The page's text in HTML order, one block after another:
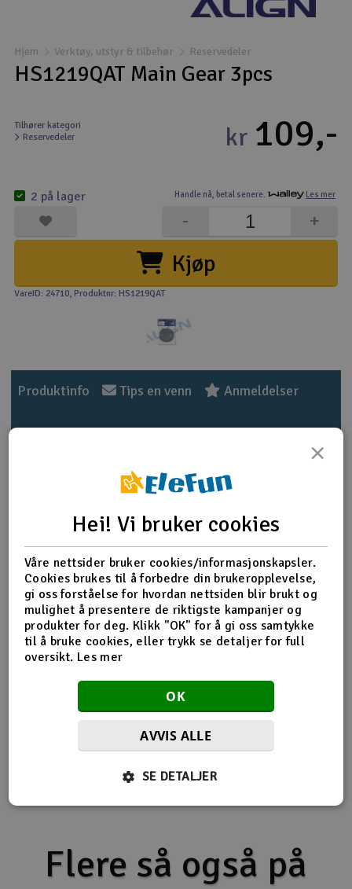
Droner
Fly
Helikopter
Kamerautstyr
Modellbygging, LEGO & byggesett
Modelljernbane
Motor & tilbehør
Outlet
Smarthjem, lek & hobby
Sparkesykler & elkjøretøy
Verktøy, utstyr & tilbehør
Gavekort
Hjem Verktøy, utstyr & tilbehør Reservedeler
HS1219QAT Main Gear 3pcs
Tilhører kategori
Reservedeler
Handle nå, betal senere. Les mer
kr 109,-
Kjøp
+
-
2 på lager
VareID: 24710, Produktnr: HS1219QAT
Produktinfo Tips en venn Anmeldelser
Produktinformasjon
strength plastic-steel material, multinational patent
good for lowering the temperature of electronic
equipment and motors. It can efficiently increase the wind
flow.
Suitable for T-REX 450 series
150T M0.5 New main drive gear x 3
Weight:12g/pcs
Produktet er
Reservedeler Align T-Rex 450
Reservedeler Align T-Rex 450 Sport
Flere så også på
×
Hei! Vi bruker cookies
Våre nettsider bruker cookies/informasjonskapsler.
Cookies brukes til å forbedre din brukeropplevelse,
gi oss forståelse for hvordan nettsiden blir brukt og
mulighet å presentere de riktigste kampanjer og
produkter for deg. Klikk "OK" for å gi oss samtykke
til å bruke cookies, eller trykk se detaljer for full
oversikt. Les mer
OK
AVVIS ALLE
SE DETALJER